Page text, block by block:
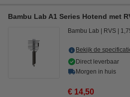
Bambu Lab A1 Series Hotend met
Bambu Lab RVS
Bekijk de
Direct leverbaar
Morgen in huis
€ 14,50